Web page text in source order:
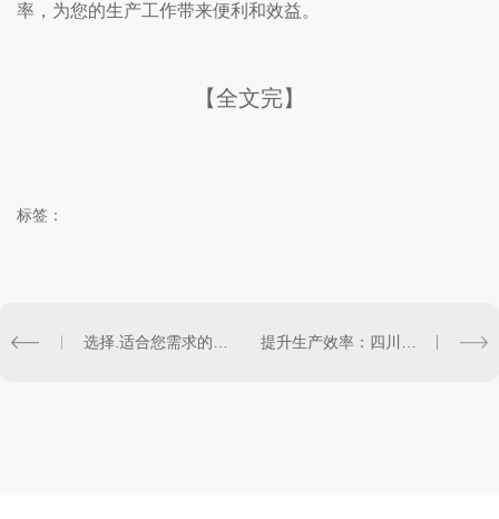
率，为您的生产工作带来便利和效益。
【全文完】
标签：